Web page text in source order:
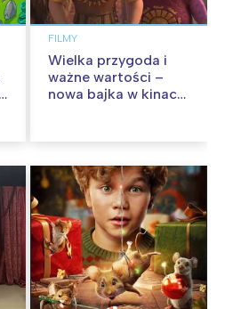
FILMY
Wielka przygoda i
ważne wartości –
nowa bajka w kinach